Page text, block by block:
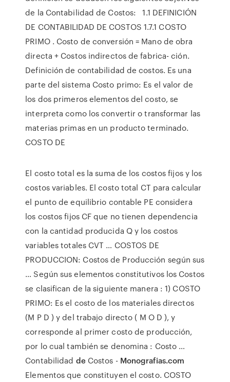
de la Contabilidad de Costos: 1.1 DEFINICIÓN
DE CONTABILIDAD DE COSTOS 1.7.1 COSTO
PRIMO . Costo de conversión = Mano de obra
directa + Costos indirectos de fabrica- ción.
Definición de contabilidad de costos. Es una
parte del sistema Costo primo: Es el valor de
los dos primeros elementos del costo, se
interpreta como los convertir o transformar las
materias primas en un producto terminado.
COSTO DE
El costo total es la suma de los costos fijos y los
costos variables. El costo total CT para calcular
el punto de equilibrio contable PE considera
los costos fijos CF que no tienen dependencia
con la cantidad producida Q y los costos
variables totales CVT … COSTOS DE
PRODUCCION: Costos de Producción según sus
… Según sus elementos constitutivos los Costos
se clasifican de la siguiente manera : 1) COSTO
PRIMO: Es el costo de los materiales directos
(M P D ) y del trabajo directo ( M O D ), y
corresponde al primer costo de producción,
por lo cual también se denomina : Costo …
Contabilidad deCostos - Monografias.com
Elementos que constituyen el costo. COSTO